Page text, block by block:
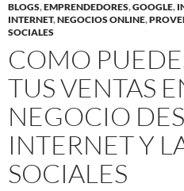
BLOGS,EMPRENDEDORES,GOOGLE,
INTERNET,NEGOCIOS ONLINE,
SOCIALES
COMO
TUS VENTAS
NEGOCIO
INTERNET Y
SOCIALES